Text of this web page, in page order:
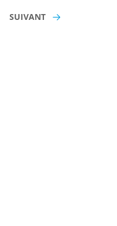
SUIVANT